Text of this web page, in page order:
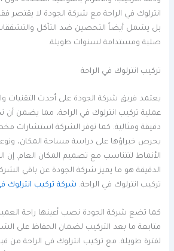
انترلوك في الراحة مع شركة الجودة لا يقتصر
بل يشمل أيضاً التحصين ضد التآكل
صلبة ومستدامة لسنوات طويلة.
تركيب انترلوك في الراحة
يعتمد فريق شركة الجودة على أحدث التقنيات
عملية تركيب انترلوك في الراحة، مما يضمن أن
دقيقة ومثالية. كما توفر الشركة استشارات
يحرص خبراؤها على دراسة مساحة المكان،
الأنماط لتتناسب مع تصميم المكان العام. إن
الدقيقة هو ما يميز شركة الجودة عن باقي
تركيب انترلوك في الراحة. شركة تركيب انترلوك
كما تضع شركة الجودة نصب أعينها راحة
متابعة ما بعد التركيب لضمان الحفاظ على
لفترة طويلة. مع تركيب انترلوك في الراحة من